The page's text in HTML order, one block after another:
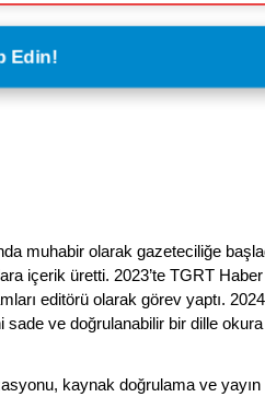
Edin!
muhabir olarak gazeteciliğe
içerik üretti. 2023’te TGRT Haber
editörü olarak görev yaptı.
sade ve doğrulanabilir bir dille okura
kaynak doğrulama ve yayın